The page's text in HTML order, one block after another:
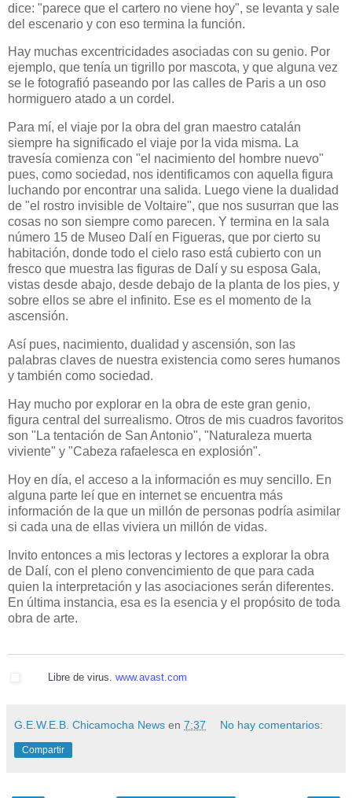
dice: "parece que el cartero no viene hoy", se levanta y sale
del escenario y con eso termina la función.
Hay muchas excentricidades asociadas con su genio. Por
ejemplo, que tenía un tigrillo por mascota, y que alguna vez
se le fotografió paseando por las calles de Paris a un oso
hormiguero atado a un cordel.
Para mí, el viaje por la obra del gran maestro catalán
siempre ha significado el viaje por la vida misma. La
travesía comienza con "el nacimiento del hombre nuevo"
pues, como sociedad, nos identificamos con aquella figura
luchando por encontrar una salida. Luego viene la dualidad
de "el rostro invisible de Voltaire", que nos susurran que las
cosas no son siempre como parecen. Y termina en la sala
número 15 de Museo Dalí en Figueras, que por cierto su
habitación, donde todo el cielo raso está cubierto con un
fresco que muestra las figuras de Dalí y su esposa Gala,
vistas desde abajo, desde debajo de la planta de los pies, y
sobre ellos se abre el infinito. Ese es el momento de la
ascensión.
Así pues, nacimiento, dualidad y ascensión, son las
palabras claves de nuestra existencia como seres humanos
y también como sociedad.
Hay mucho por explorar en la obra de este gran genio,
figura central del surrealismo. Otros de mis cuadros favoritos
son "La tentación de San Antonio", "Naturaleza muerta
viviente" y "Cabeza rafaelesca en explosión".
Hoy en día, el acceso a la información es muy sencillo. En
alguna parte leí que en internet se encuentra más
información de la que un millón de personas podría asimilar
si cada una de ellas viviera un millón de vidas.
Invito entonces a mis lectoras y lectores a explorar la obra
de Dalí, con el pleno convencimiento de que para cada
quien la interpretación y las asociaciones serán diferentes.
En última instancia, esa es la esencia y el propósito de toda
obra de arte.
Libre de virus. www.avast.com
G.E.W.E.B. Chicamocha News en 7:37 No hay comentarios:
Compartir